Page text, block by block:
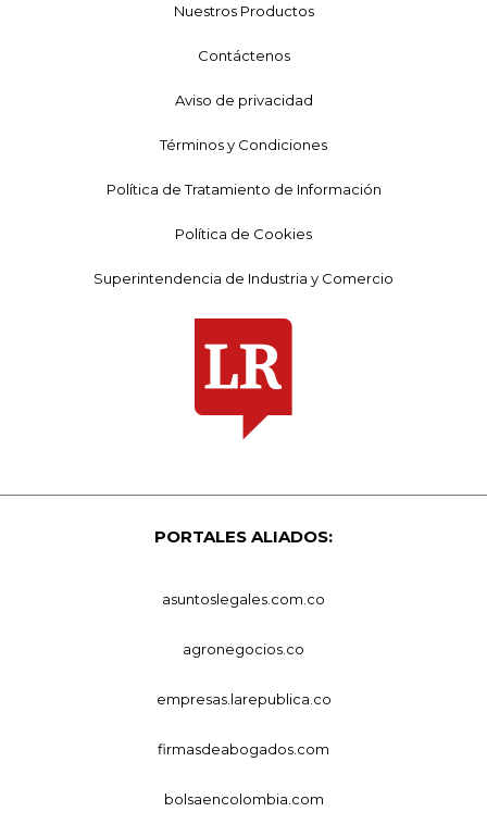
Nuestros Productos
Contáctenos
Aviso de privacidad
Términos y Condiciones
Política de Tratamiento de Información
Política de Cookies
Superintendencia de Industria y Comercio
PORTALES ALIADOS:
asuntoslegales.com.co
agronegocios.co
empresas.larepublica.co
firmasdeabogados.com
bolsaencolombia.com